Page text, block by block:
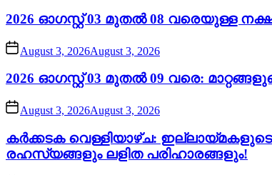
2026 ഓഗസ്റ്റ് 03 മുതൽ 08 വരെയുള്ള
August 3, 2026August 3, 2026
2026 ഓഗസ്റ്റ് 03 മുതൽ 09 വരെ:
August 3, 2026August 3, 2026
കർക്കടക വെള്ളിയാഴ്ച:
രഹസ്യങ്ങളും ലളിത പരിഹാരങ്ങളും!